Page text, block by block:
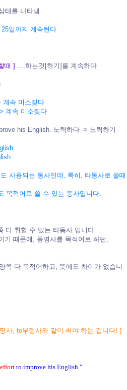
태를 나타냄
일까지 계속된다
때 ] ....하는것[하기]를 계속하다
계속 미소짖다
계속 미소짖다
his English. 노력하다 -> 노력하기
사용되는 동사인데, 특히, 타동사로 쓸때
목적어로 쓸 수 있는 동사입니다.
다 취할 수 있는 타동사 입니다.
기 때문에, 동명사를 목적어로 하던,
쪽 다 목적어하고, 뜻에도 차이가 없습니
사, to부정사와 같이 써야 하는 겁니다! ]
to improve his English."